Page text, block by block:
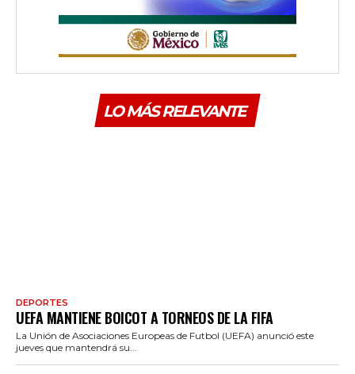
LO MÁS RELEVANTE
DEPORTES
UEFA MANTIENE BOICOT A TORNEOS DE LA FIFA
La Unión de Asociaciones Europeas de Futbol (UEFA) anunció este
jueves que mantendrá su...